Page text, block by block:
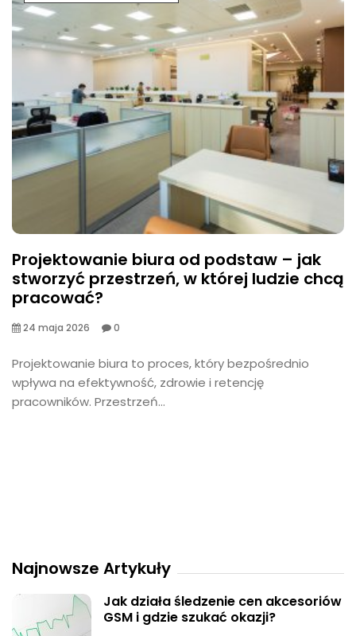
Projektowanie biura od podstaw – jak
stworzyć przestrzeń, w której ludzie chcą
pracować?
24 maja 2026 0
​Projektowanie biura to proces, który bezpośrednio
wpływa na efektywność, zdrowie i retencję
pracowników. Przestrzeń...
Najnowsze Artykuły
Jak działa śledzenie cen akcesoriów
GSM i gdzie szukać okazji?